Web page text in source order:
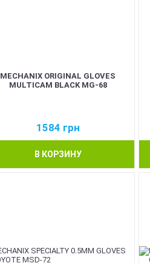
MECHANIX ORIGINAL GLOVES
MULTICAM BLACK MG-68
1584 грн
В КОРЗИНУ